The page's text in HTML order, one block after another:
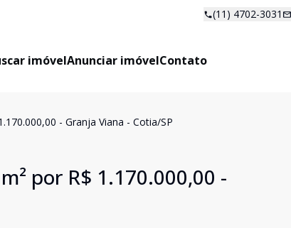
(11) 4702-3031
imóvelAnunciar imóvelContato
- Granja Viana - Cotia/SP
por R$ 1.170.000,00 -